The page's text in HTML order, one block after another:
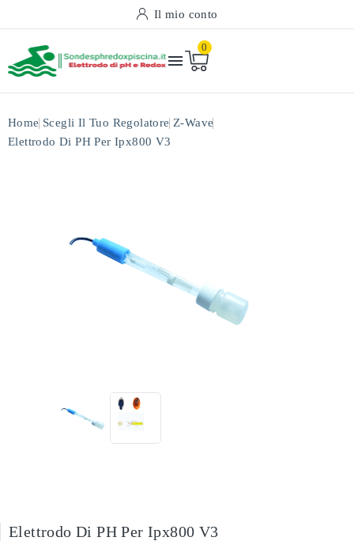
Il mio conto

0
Home Scegli Il Tuo Regolatore Z-Wave
Elettrodo Di PH Per Ipx800 V3
Elettrodo Di PH Per Ipx800 V3